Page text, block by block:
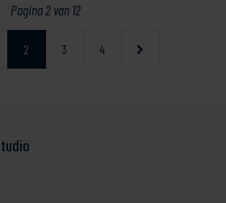
Pagina 2 van 12
2 3 4